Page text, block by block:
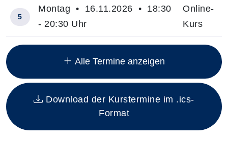
Insgesamt gibt es 22 Termine zum diesen Kurs
5
Montag • 16.11.2026 • 18:30
- 20:30 Uhr
Online-
Kurs
Alle Termine anzeigen
Download der Kurstermine im .ics-
Format